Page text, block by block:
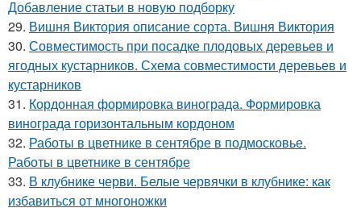
Добавление статьи в новую подборку
29. Вишня Виктория описание сорта. Вишня Виктория
30. Совместимость при посадке плодовых деревьев и
ягодных кустарников. Схема совместимости деревьев и
кустарников
31. Кордонная формировка винограда. Формировка
винограда горизонтальным кордоном
32. Работы в цветнике в сентябре в подмосковье.
Работы в цветнике в сентябре
33. В клубнике черви. Белые червячки в клубнике: как
избавиться от многоножки